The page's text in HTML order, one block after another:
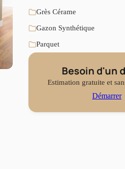
Grès Cérame
Gazon Synthétique
Parquet
Besoin d'un
Estimation gratuite et
Démarrer